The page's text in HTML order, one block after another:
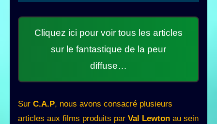
Cliquez ici pour voir tous les articles
sur le fantastique de la peur
diffuse…
Sur C.A.P, nous avons consacré plusieurs
articles aux films produits par Val Lewton au sein